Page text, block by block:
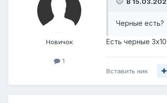
Новичок
1
Черные есть?
Есть черные
Вставить ник